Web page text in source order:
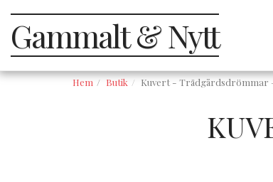
Gammalt & Nytt
Hem Butik Kuvert -